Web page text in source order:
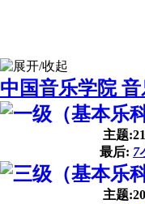
中国音乐学院
主题
最后: 7
主题